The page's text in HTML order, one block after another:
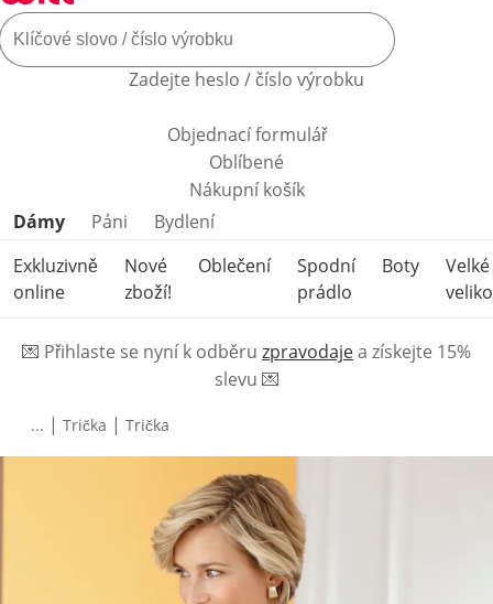
Zadejte heslo / číslo výrobku
Objednací formulář
Oblíbené
Nákupní košík
Přeskočit kategorie produktů
Dámy Páni
Bydlení
Exkluzivně
online
Nové
zboží!
Oblečení
Spodní
prádlo
Boty
Velké
💌 Přihlaste se nyní k odběru zpravodajea získejte 15%
slevu 💌
... | Trička | Trička